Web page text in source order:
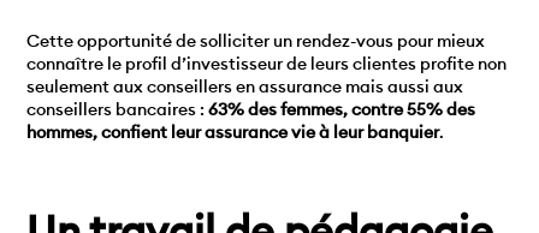
Cette opportunité de solliciter un rendez-vous pour mieux
connaître le profil d’investisseur de leurs clientes profite non
seulement aux conseillers en assurance mais aussi aux
conseillers bancaires : 63% des femmes, contre 55% des
hommes, confient leur assurance vie à leur banquier.